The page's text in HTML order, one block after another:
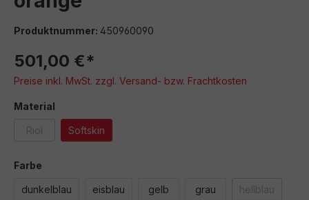
Produktnummer: 450960090
501,00 €*
Preise inkl. MwSt. zzgl. Versand- bzw. Frachtkosten
Material
Riol(Diese Option ist zurzeit nicht verfügbar.)
Softskin
Farbe
dunkelblau eisblau gelb grau hellblau
(Diese